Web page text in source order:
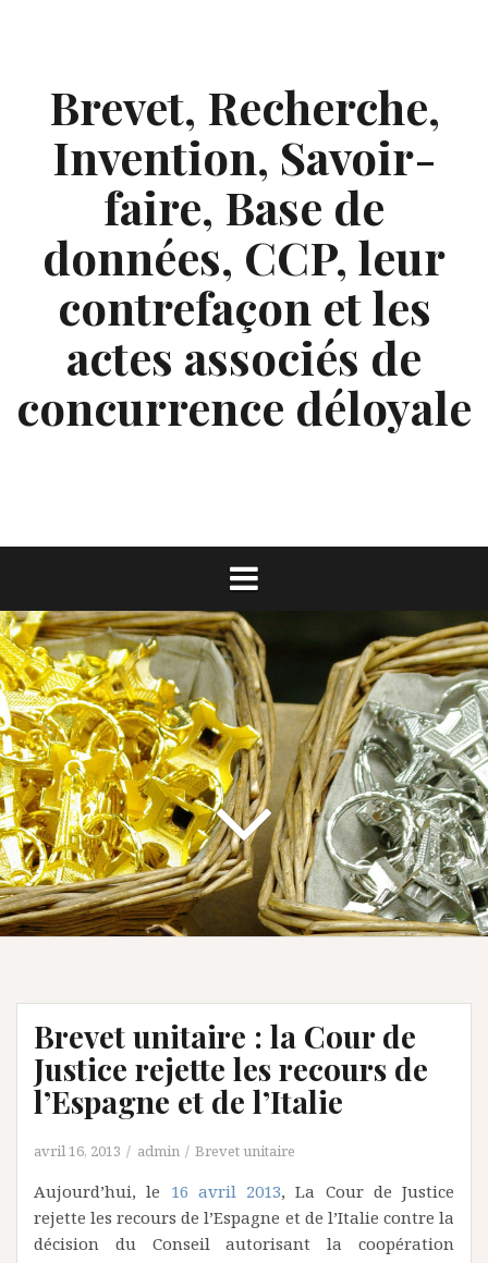
Brevet, Recherche,
Invention, Savoir-
faire, Base de
données, CCP, leur
contrefaçon et les
actes associés de
concurrence déloyale
Brevet unitaire : la Cour de
Justice rejette les recours de
l’Espagne et de l’Italie
avril 16, 2013 admin Brevet unitaire
Aujourd’hui, le 16 avril 2013, La Cour de Justice
rejette les recours de l’Espagne et de l’Italie contre la
décision du Conseil autorisant la coopération